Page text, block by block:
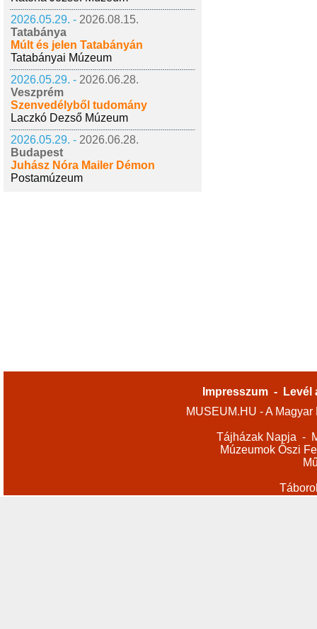
2026.05.29. - 2026.08.15.
Tatabánya
Múlt és jelen Tatabányán
Tatabányai Múzeum
2026.05.29. - 2026.06.28.
Veszprém
Szenvedélyből tudomány
Laczkó Dezső Múzeum
2026.05.29. - 2026.06.28.
Budapest
Juhász Nóra Mailer Démon
Postamúzeum
Impresszum -
Levél
MUSEUM.HU - A
Tájházak Napja -
Múzeumok Őszi